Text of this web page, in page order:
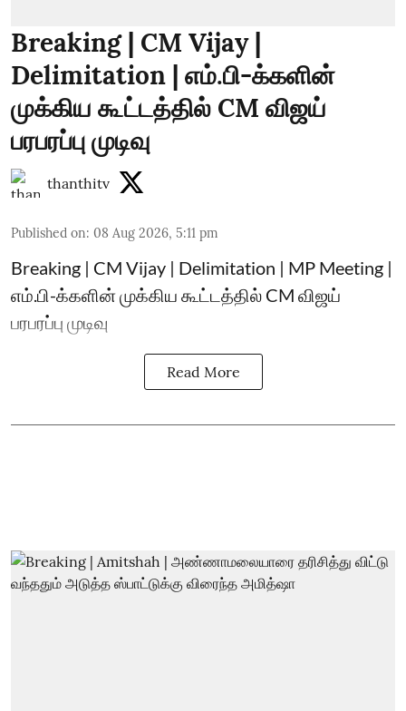
Breaking | CM Vijay |
Delimitation | எம்.பி-க்களின்
முக்கிய கூட்டத்தில் CM விஜய்
பரபரப்பு முடிவு
thanthitv
Published on: 08 Aug 2026, 5:11 pm
Breaking | CM Vijay | Delimitation | MP Meeting |
எம்.பி-க்களின் முக்கிய கூட்டத்தில் CM விஜய்
பரபரப்பு முடிவு
Read More